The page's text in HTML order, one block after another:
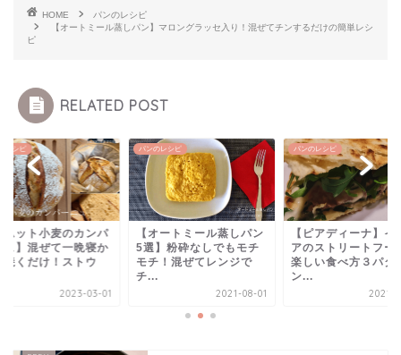
HOME
パンのレシピ
【オートミール蒸しパン】マロングラッセ入り！混ぜてチンするだけの簡単レシ
ピ
RELATED POST
レシピ
ートミール蒸しパン
粉砕なしでもモチ
！混ぜてレンジで
2021-08-01
パンのレシピ
【ピアディーナ】イタリ
アのストリートフードの
楽しい食べ方３パター
ン...
2021-03-26
パンのレシピ
【カムット小麦のカ
ーニュ】混ぜて一晩
せて焼くだけ！スト
ブ...
2023-